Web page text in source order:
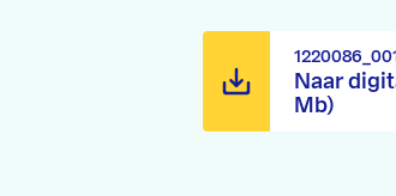
Naar
Mb)